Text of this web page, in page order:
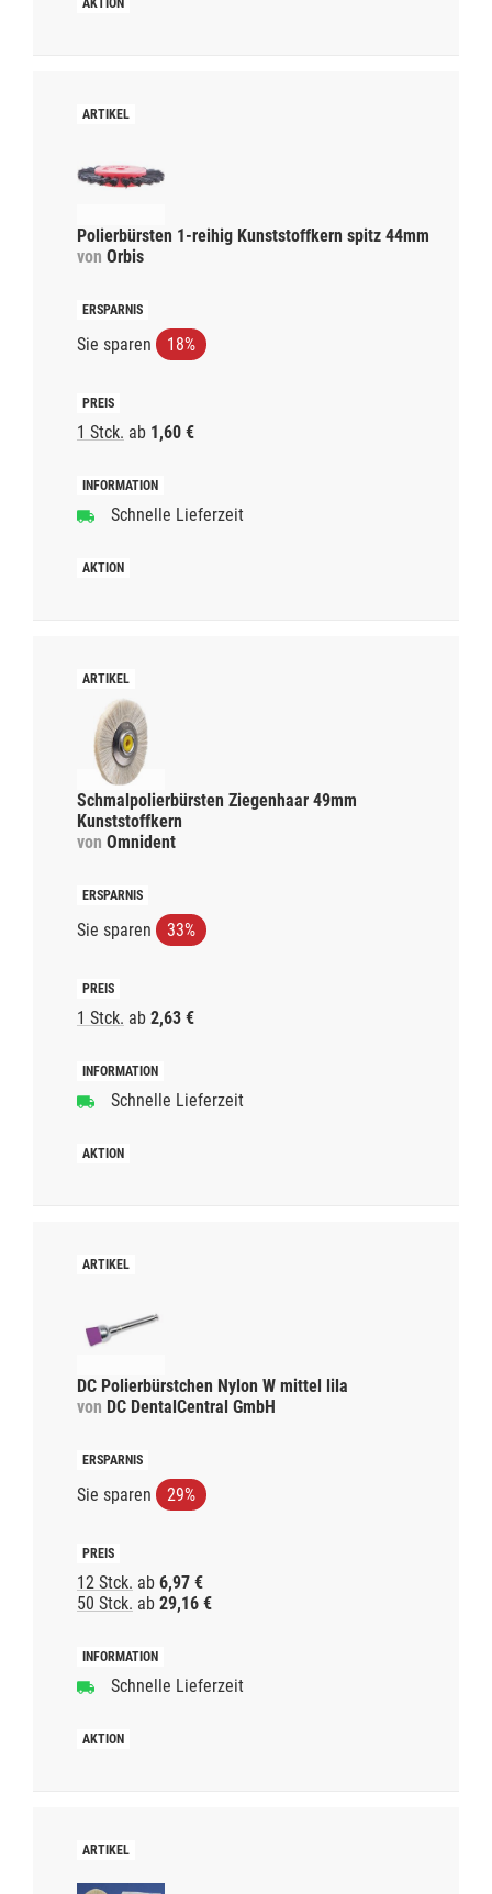
Polierbürsten 1-reihig Kunststoffkern spitz 44mm
von Orbis
Sie sparen 18%
1 Stck. ab 1,60 €
Schnelle Lieferzeit
Schmalpolierbürsten Ziegenhaar 49mm
Kunststoffkern
von Omnident
Sie sparen 33%
1 Stck. ab 2,63 €
Schnelle Lieferzeit
DC Polierbürstchen Nylon W mittel lila
von DC DentalCentral GmbH
Sie sparen 29%
12 Stck. ab 6,97 €
50 Stck. ab 29,16 €
Schnelle Lieferzeit